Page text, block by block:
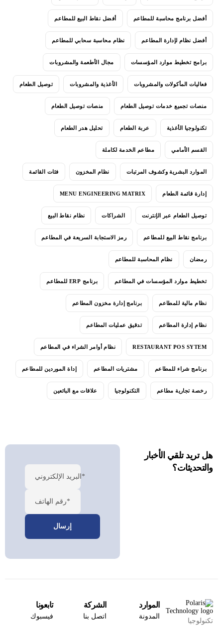
أفضل برنامج محاسبة للمطاعم أفضل نقاط البيع للمطاعم
أفضل نظام لإدارة المطاعم نظام محاسبة سحابي للمطاعم
برامج تخطيط موارد المؤسسات مجال الأطعمة والمشروبات
فعاليات المأكولات والمشروبات الأغذية والمشروبات توصيل الطعام
منصات تجميع خدمات توصيل الطعام منصات توصيل الطعام
تكنولوجيا الأغذية عربة الطعام تحليل هدر الطعام
القسم الأمامي مطاعم الخدمة لكاملة
الموارد البشرية وكشوف المرتبات نظام المخزون فئات القائمة
إدارة قائمة الطعام MENU ENGINEERING MATRIX
توصيل الطعام عبر الإنترنت الشراكات نظام نقاط البيع
برنامج نقاط البيع للمطاعم رمز الاستجابة السريعة في المطاعم
رمضان نظام المحاسبة للمطاعم
تخطيط موارد المؤسسات في المطاعم برنامج ERP للمطاعم
نظام مالية للمطاعم برنامج إدارة مخزون المطاعم
نظام إدارة المطاعم تدقيق عمليات المطاعم
RESTAURANT POS SYTEM نظام أوامر الشراء في المطاعم
برنامج شراء للمطاعم مشتريات المطاعم إداة الموردين للمطاعم
رخصة تجارية مطاعم التكنولوجيا علاقات مع البائعين
هل تريد تلقي الأخبار
والتحديثات؟
البريد الإلكتروني*
رقم الهاتف*
تكنولوجيا
الموارد
المدونة
الشركة
اتصل بنا
تابعونا
فيسبوك